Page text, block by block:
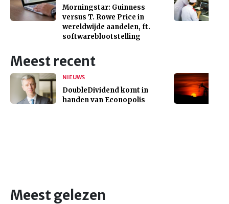
Morningstar: Guinness
versus T. Rowe Price in
wereldwijde aandelen, ft.
softwareblootstelling
Meest recent
NIEUWS
DoubleDividend komt in
handen van Econopolis
Meest gelezen